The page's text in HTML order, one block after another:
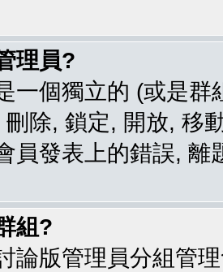
理員?
一個獨立的 (或是
除, 鎖定, 開放, 移
員發表上的錯誤, 離
組?
論版管理員分組管